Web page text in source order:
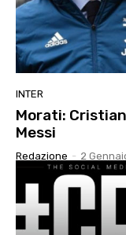
INTER
Morati:
Messi
Redazione - 2